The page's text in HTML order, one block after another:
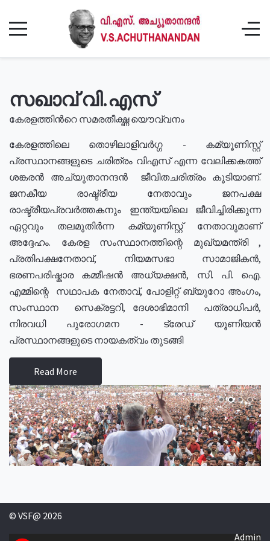
സഖാവ് വി.എസ്
കേരളത്തിൻറെ സമരതീക്ഷ്ണ യൌവ്വനം
കേരളത്തിലെ തൊഴിലാളിവർഗ്ഗ - കമ്യൂണിസ്റ്റ്
പ്രസ്ഥാനങ്ങളുടെ ചരിത്രം വിഎസ് എന്ന വേലിക്കകത്ത്
ശങ്കരൻ അച്യുതാനന്ദൻ ജീവിതചരിത്രം കൂടിയാണ്.
ജനകീയ രാഷ്ട്രീയ നേതാവും ജനപക്ഷ
രാഷ്ട്രീയപ്രവർത്തകനും ഇന്ത്യയിലെ ജീവിച്ചിരിക്കുന്ന
ഏറ്റവും തലമുതിർന്ന കമ്യൂണിസ്റ്റ് നേതാവുമാണ്
അദ്ദേഹം. കേരള സംസ്ഥാനത്തിന്റെ മുഖ്യമന്ത്രി ,
പ്രതിപക്ഷനേതാവ്, നിയമസഭാ സാമാജികൻ,
ഭരണപരിഷ്കാര കമ്മീഷൻ അധ്യക്ഷൻ, സി. പി. ഐ.
എമ്മിന്റെ സഥാപക നേതാവ്, പോളിറ്റ് ബ്യുറോ അംഗം,
സംസ്ഥാന സെക്രട്ടറി, ദേശാഭിമാനി പത്രാധിപർ,
നിരവധി പുരോഗമന - ട്രേഡ് യൂണിയൻ
പ്രസ്ഥാനങ്ങളുടെ നായകത്വം തുടങ്ങി
Read More
© VSF@ 2026
Admin